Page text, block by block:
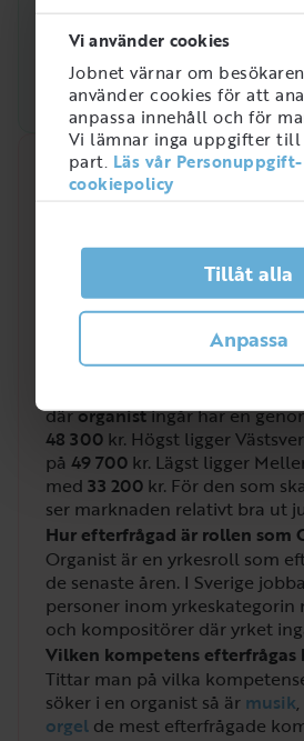
Vi använder cookies
Jobnet värnar om
använder cookies för att
anpassa innehåll och för
Vi lämnar inga uppgifter till
part. Läs vår
cookiepolicy
Tillåt alla
Anpassa
Snabbanalys
Vilken lön får man som
därorganistingår har en
48 300 kr. Högst ligger
på 49 700 kr. Lägst ligger
med 33 200 kr. För den som
ser marknaden relativt bra ut
Hur efterfrågad är rollen som
Organist är en yrkesroll som
de senaste åren. I Sverige
personer inom yrkeskategorin
och kompositörer där yrket
Vilken kompetens efterfrågas
Tittar man på vilka
söker i en organist så är musik,
orgel de mest efterfrågade